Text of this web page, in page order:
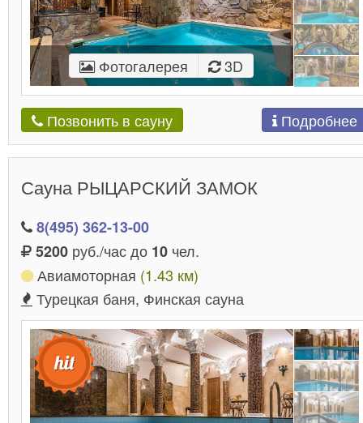
Фотогалерея 3D
Позвонить в сауну Подробнее
Сауна РЫЦАРСКИЙ ЗАМОК
8(495) 362-13-00
5200 руб./час до 10 чел.
Авиамоторная (1.43 км)
Турецкая баня, Финская сауна